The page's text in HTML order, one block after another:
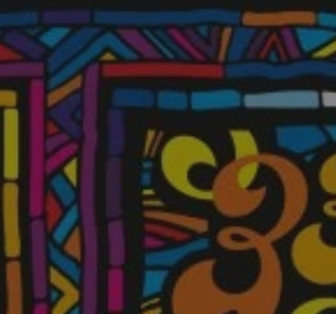
logowanie użytkownika i
identyfikator sesji.
identyfikator sesji.
identyfikator sesji.
do przechowywania
do usług
czy użytkownik
śledzenia lub reklamy.